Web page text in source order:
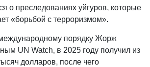
о преследованиях уйгуров, которые
«борьбой с терроризмом».
порядку Жорж
UN Watch, в 2025 году получил из
долларов, после чего